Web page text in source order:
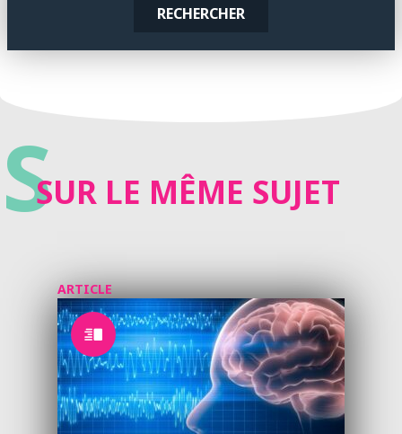
RECHERCHER
SSUR LE MÊME SUJET
ARTICLE